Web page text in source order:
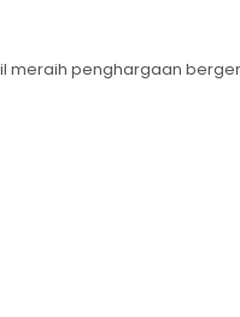
meraih penghargaan